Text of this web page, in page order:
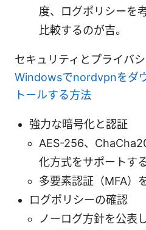
度、ログポリシーを
比較するのが吉。
セキュリティとプライバ
Windowsでnordvpnをダ
トールする方法
強力な暗号化と認証
AES-256、
化方式をサポートす
多要素認証（MFA）
ログポリシーの確認
ノーログ方針を公表